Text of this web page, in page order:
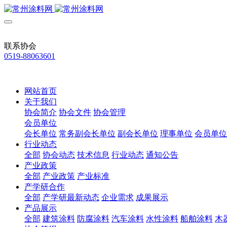
联系协会
0519-88063601
网站首页
关于我们
协会简介 协会文件 协会管理
会员单位
会长单位 常务副会长单位 副会长单位 理事单位 会员单位
行业动态
全部 协会动态 技术信息 行业动态 通知公告
产业政策
全部 产业政策 产业标准
产学研合作
全部 产学研最新动态 企业需求 成果展示
产品展示
全部 建筑涂料 防腐涂料 汽车涂料 水性涂料 船舶涂料 木